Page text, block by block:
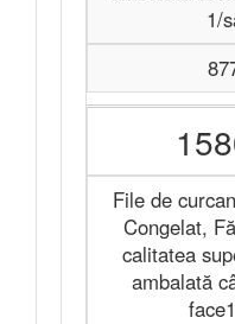
1/
File de
Congelat,
calitatea
ambalată